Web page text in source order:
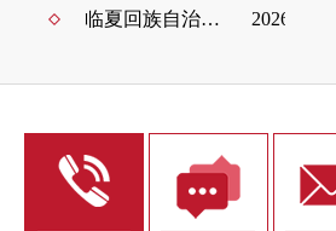
临夏回族自治州人民政府办公室关于印发《2026 临夏州提振消费专项行动实施方案》的通知 2026-04-22